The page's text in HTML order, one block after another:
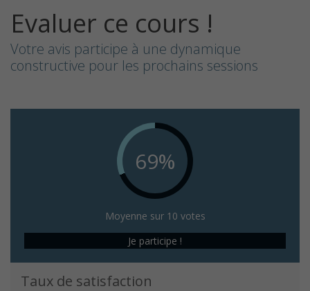
Evaluer ce cours !
Votre avis participe à une dynamique
constructive pour les prochains sessions
69%
Moyenne sur 10 votes
Je participe !
Taux de satisfaction